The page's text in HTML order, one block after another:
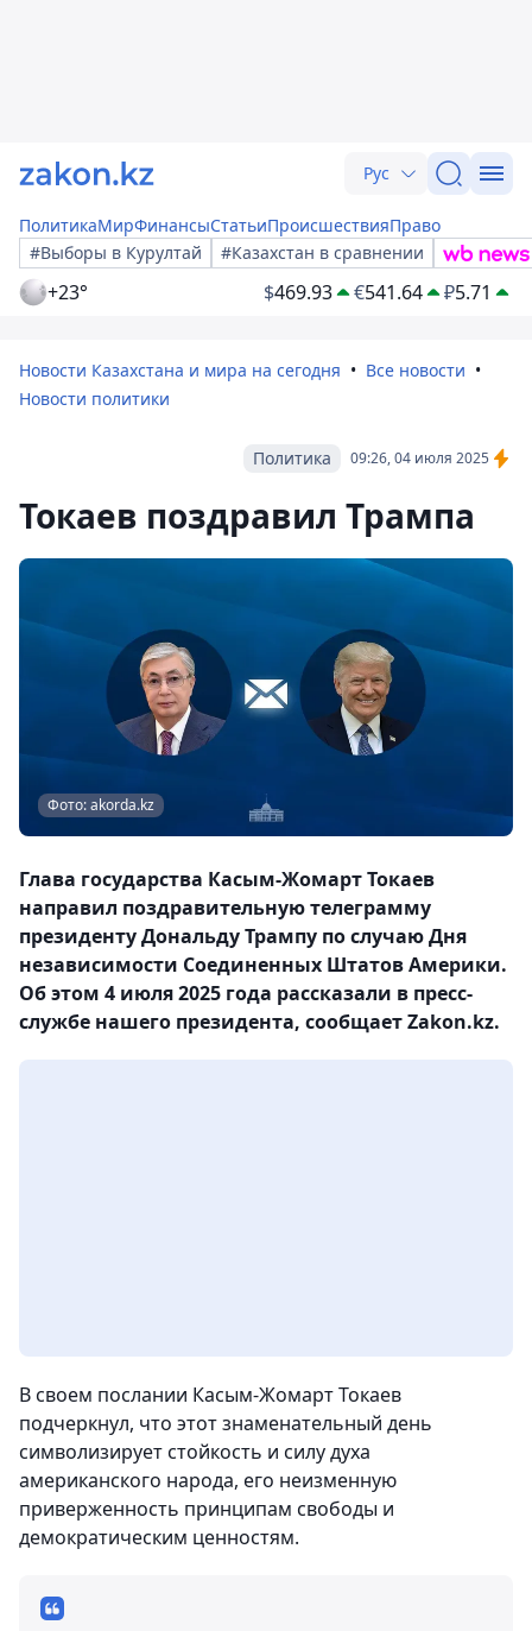
Рус
ПолитикаМирФинансыСтатьиПроисшествияПраво
#Выборы в Курултай
#Казахстан в сравнении
+23° $469.93 €541.64 ₽5.71
Новости Казахстана и мира на сегодня
Все новости
Новости политики
09:26, 04 июля 2025
Политика
Токаев поздравил Трампа
Фото: akorda.kz
Глава государства Касым-Жомарт Токаев
направил поздравительную телеграмму
президенту Дональду Трампу по случаю Дня
независимости Соединенных Штатов Америки.
Об этом 4 июля 2025 года рассказали в пресс-
службе нашего президента, сообщает Zakon.kz.
В своем послании Касым-Жомарт Токаев
подчеркнул, что этот знаменательный день
символизирует стойкость и силу духа
американского народа, его неизменную
приверженность принципам свободы и
демократическим ценностям.